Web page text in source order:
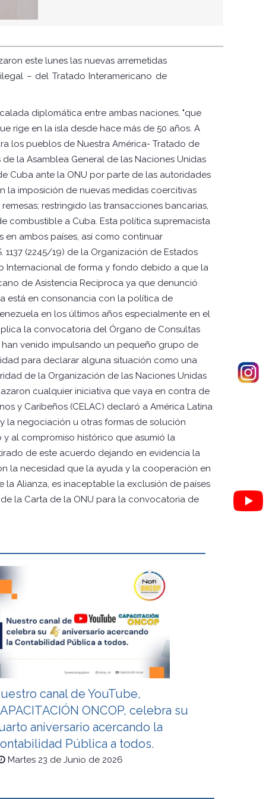
este lunes las nuevas arremetidas
– del Tratado Interamericano de
diplomática entre ambas naciones, "que
rige en la isla desde hace más de 50 años. A
los pueblos de Nuestra América- Tratado de
la Asamblea General de las Naciones Unidas
Cuba ante la ONU por parte de las autoridades
la imposición de nuevas medidas coercitivas
restringido las transacciones bancarias,
combustible a Cuba. Esta política supremacista
ambos países, así como continuar
(2245/19) de la Organización de Estados
Internacional de forma y fondo debido a que la
de Asistencia Recíproca ya que denunció
está en consonancia con la política de
en los últimos años especialmente en el
la convocatoria del Órgano de Consultas
venido impulsando un pequeño grupo de
para declarar alguna situación como una
de la Organización de las Naciones Unidas
cualquier iniciativa que vaya en contra de
y Caribeños (CELAC) declaró a América Latina
la negociación u otras formas de solución
al compromiso histórico que asumió la
de este acuerdo dejando en evidencia la
la necesidad que la ayuda y la cooperación en
la Alianza, es inaceptable la exclusión de países
la Carta de la ONU para la convocatoria de
canal de YouTube,
ONCOP, celebra su
aniversario acercando la
Pública a todos.
Martes 23 de Junio de 2026